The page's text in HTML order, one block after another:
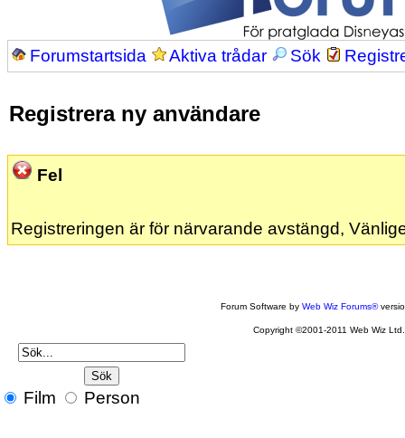
Forumstartsida Aktiva trådar Sök
Registrera ny användare
Fel
Registreringen är för närvarande avstängd,
Forum Software byWeb Wiz Forums®
Copyright ©2001-2011 Web Wiz Ltd.
Film Person